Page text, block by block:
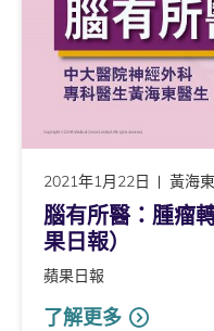
2021年1月22日 黃海
腦有所醫：腫瘤
果日報）
蘋果日報
了解更多